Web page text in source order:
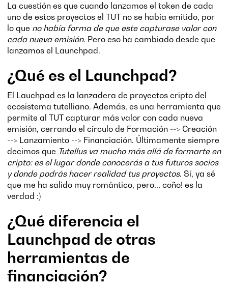
La cuestión es que cuando lanzamos el token de cada
uno de estos proyectos el TUT no se había emitido, por
lo que no había forma de que este capturase valor con
cada nueva emisión. Pero eso ha cambiado desde que
lanzamos el Launchpad.
¿Qué es el Launchpad?
El Lauchpad es la lanzadera de proyectos cripto del
ecosistema tutelliano. Además, es una herramienta que
permite al TUT capturar más valor con cada nueva
emisión, cerrando el círculo de Formación --> Creación
--> Lanzamiento --> Financiación. Últimamente siempre
decimos que Tutellus va mucho más allá de formarte en
cripto: es el lugar donde conocerás a tus futuros socios
y donde podrás hacer realidad tus proyectos. Sí, ya sé
que me ha salido muy romántico, pero... coño! es la
verdad :)
¿Qué diferencia el
Launchpad de otras
herramientas de
financiación?